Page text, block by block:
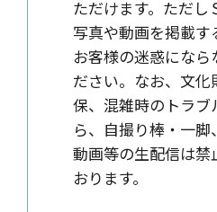
ただけます。ただし
写真や動画を掲載
お客様の迷惑になら
ださい。なお、文
保、混雑時のトラブ
ら、自撮り棒・一脚
動画等の生配信は禁
おります。